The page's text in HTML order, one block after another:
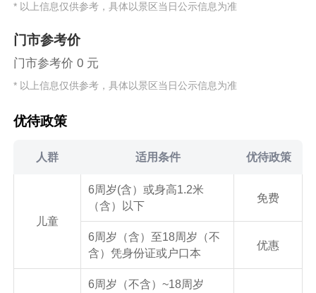
* 以上信息仅供参考，具体以景区当日公示信息为准
门市参考价
门市参考价 0 元
* 以上信息仅供参考，具体以景区当日公示信息为准
优待政策
人群 适用条件 优待政策
儿童
6周岁(含）或身高1.2米
（含）以下
免费
6周岁（含）至18周岁（不
含）凭身份证或户口本
优惠
6周岁（不含）~18周岁